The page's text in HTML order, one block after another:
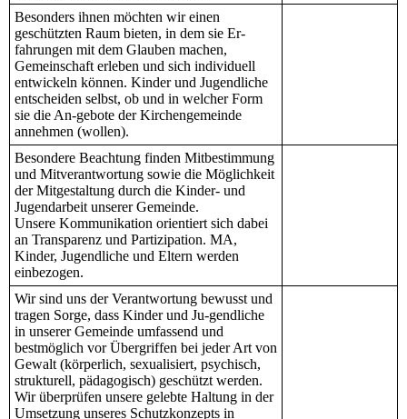
Besonders ihnen möchten wir einen
geschützten Raum bieten, in dem sie Er-
fahrungen mit dem Glauben machen,
Gemeinschaft erleben und sich individuell
entwickeln können. Kinder und Jugendliche
entscheiden selbst, ob und in welcher Form
sie die An-gebote der Kirchengemeinde
annehmen (wollen).
Besondere Beachtung finden Mitbestimmung
und Mitverantwortung sowie die Möglichkeit
der Mitgestaltung durch die Kinder- und
Jugendarbeit unserer Gemeinde.
Unsere Kommunikation orientiert sich dabei
an Transparenz und Partizipation. MA,
Kinder, Jugendliche und Eltern werden
einbezogen.
Wir sind uns der Verantwortung bewusst und
tragen Sorge, dass Kinder und Ju-gendliche
in unserer Gemeinde umfassend und
bestmöglich vor Übergriffen bei jeder Art von
Gewalt (körperlich, sexualisiert, psychisch,
strukturell, pädagogisch) geschützt werden.
Wir überprüfen unsere gelebte Haltung in der
Umsetzung unseres Schutzkonzepts in